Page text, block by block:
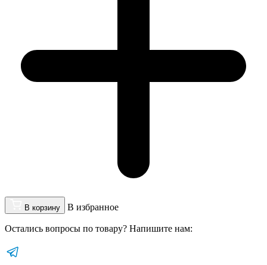
В корзину В избранное
Остались вопросы по товару? Напишите нам: